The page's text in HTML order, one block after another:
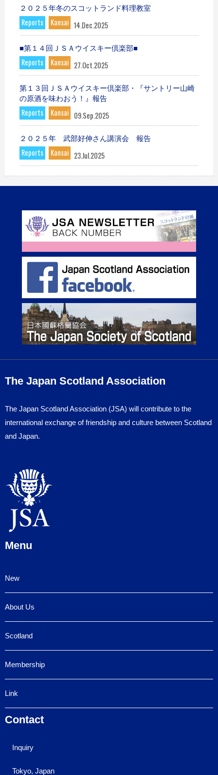
２０２５年冬のスコットランド料理教室
Reports Kansai 14.Dec.2025
■第１４回ＪＳＡウイスキー倶楽部■
Reports Kansai 27.Oct.2025
第１３回ＪＳＡウイスキー倶楽部・『サントリー山崎
の原酒を味わおう！』報告
Reports Kansai 09.Sep.2025
２０２５年 武部好伸さん講演会 報告
Reports Kansai 23.Jul.2025
The Japan Scotland Association
The Japan Scotland Association (JSA) will contribute to the
international exchange of friendship and culture between Scotland
and Japan.
Menu
New
About Us
Scotland
Membership
Link
Contact
Inquiry
Tokyo, Japan